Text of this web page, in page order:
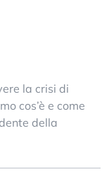
la crisi di
cos’è e come
della